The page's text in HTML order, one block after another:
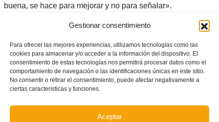
Gestionar consentimiento
Para ofrecer las mejores experiencias, utilizamos tecnologías como las
cookies para almacenar y/o acceder a la información del dispositivo. El
consentimiento de estas tecnologías nos permitirá procesar datos como el
comportamiento de navegación o las identificaciones únicas en este sitio.
No consentir o retirar el consentimiento, puede afectar negativamente a
ciertas características y funciones.
Aceptar
buena, se hace para mejorar y no para señalar».